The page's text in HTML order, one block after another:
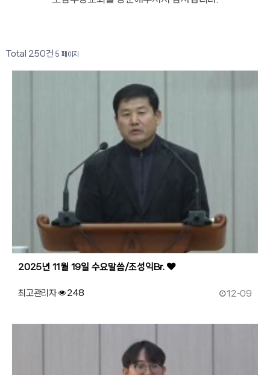
Total 250건 5 페이지
190
2025년 11월 19일 수요말씀/조성익Br.
작성자
최고관리자 12-09
조회
248
189
작성자
조회